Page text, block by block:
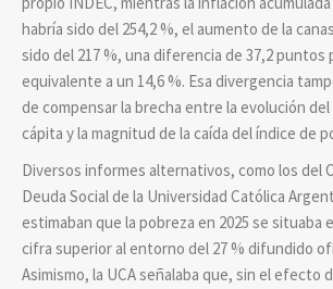
habría sido del 254,2 %, el aumento de la
sido del 217 %, una diferencia de 37,2 puntos
equivalente a un 14,6 %. Esa divergencia
de compensar la brecha entre la evolución
cápita y la magnitud de la caída del índice de
Diversos informes alternativos, como los del
Deuda Social de la Universidad Católica
estimaban que la pobreza en 2025 se situaba
cifra superior al entorno del 27 % difundido
Asimismo, la UCA señalaba que, sin el efecto